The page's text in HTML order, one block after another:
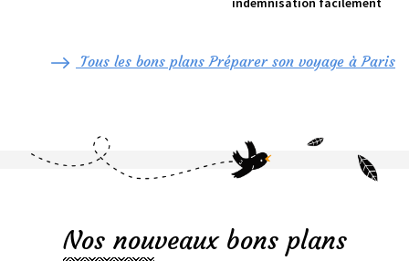
Tous les bons plans Préparer son voyage à Paris
Nos nouveaux bons plans